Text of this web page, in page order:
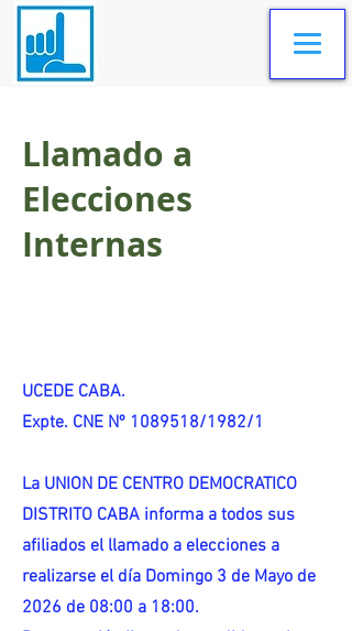
Llamado a
Elecciones
Internas
UCEDE CABA.
Expte. CNE Nº 1089518/1982/1
La UNION DE CENTRO DEMOCRATICO
DISTRITO CABA informa a todos sus
afiliados el llamado a elecciones a
realizarse el día Domingo 3 de Mayo de
2026 de 08:00 a 18:00.